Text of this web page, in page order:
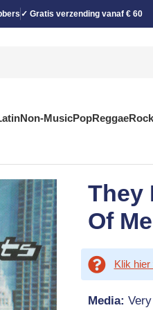
✓ Gratis verzending vanaf € 60
Non-MusicPopReggaeRock
They
Of
Klik
Media: